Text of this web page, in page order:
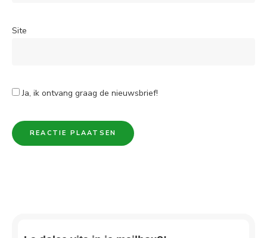
Site
Ja, ik ontvang graag de nieuwsbrief!